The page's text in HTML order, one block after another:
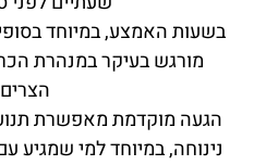
בשעות האמצע, במיוחד
מורגש בעיקר במנהרת
הגעה מוקדמת מאפשרת
נינוחה, במיוחד למי שמגיע